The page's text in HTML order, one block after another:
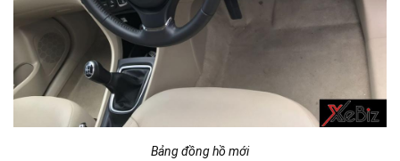
Bảng đồng hồ mới